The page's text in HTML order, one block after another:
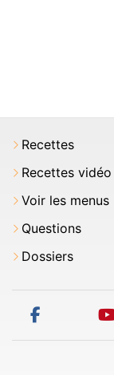
Recettes
Recettes vidéo
Voir les menus
Questions
Dossiers
facebook